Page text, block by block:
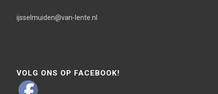
ijsselmuiden@van-lente.nl
VOLG ONS OP FACEBOOK!